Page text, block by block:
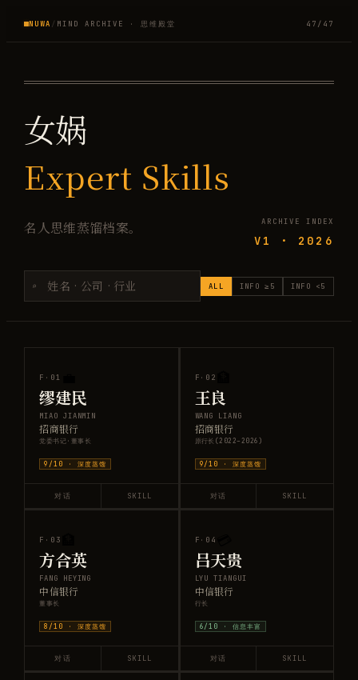
NUWA / MIND ARCHIVE · 思维殿堂 47 / 47
女娲
Expert Skills
名人思维蒸馏档案。 ARCHIVE INDEX
V1 · 2026
⌕ ALL INFO ≥5 INFO <5
F· 01
缪建民
MIAO JIANMIN
招商银行
党委书记·董事长
9 /10 ·深度蒸馏
对话 SKILL
F· 02
王良
WANG LIANG
招商银行
原行长(2022–2026)
9 /10 ·深度蒸馏
对话 SKILL
F· 03
方合英
FANG HEYING
中信银行
董事长
8 /10 ·深度蒸馏
对话 SKILL
F· 04
吕天贵
LYU TIANGUI
中信银行
行长
6 /10 ·信息丰富
对话 SKILL